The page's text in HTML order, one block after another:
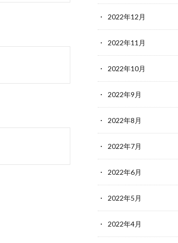
2022年12月
2022年11月
2022年10月
2022年9月
2022年8月
2022年7月
2022年6月
2022年5月
2022年4月